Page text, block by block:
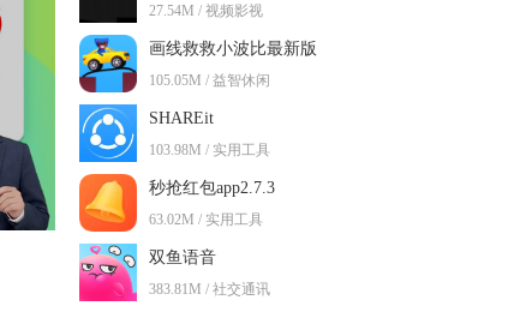
27.54M / 视频影视
画线救救小波比最新版
105.05M / 益智休闲
SHAREit
103.98M / 实用工具
秒抢红包app2.7.3
63.02M / 实用工具
双鱼语音
383.81M / 社交通讯